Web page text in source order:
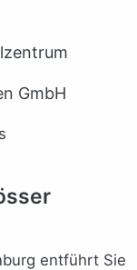
GmbH
entführt Sie